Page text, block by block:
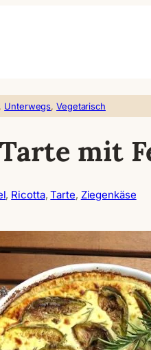
, Unterwegs, Vegetarisch
mit
, Ricotta, Tarte, Ziegenkäse